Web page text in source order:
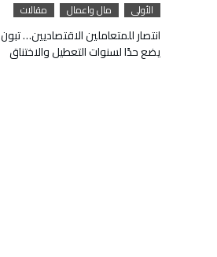
الأولى مال واعمال مقالات
انتصار للمتعاملين الاقتصاديين… تبون
يضع حدًا لسنوات التعطيل والاختناق